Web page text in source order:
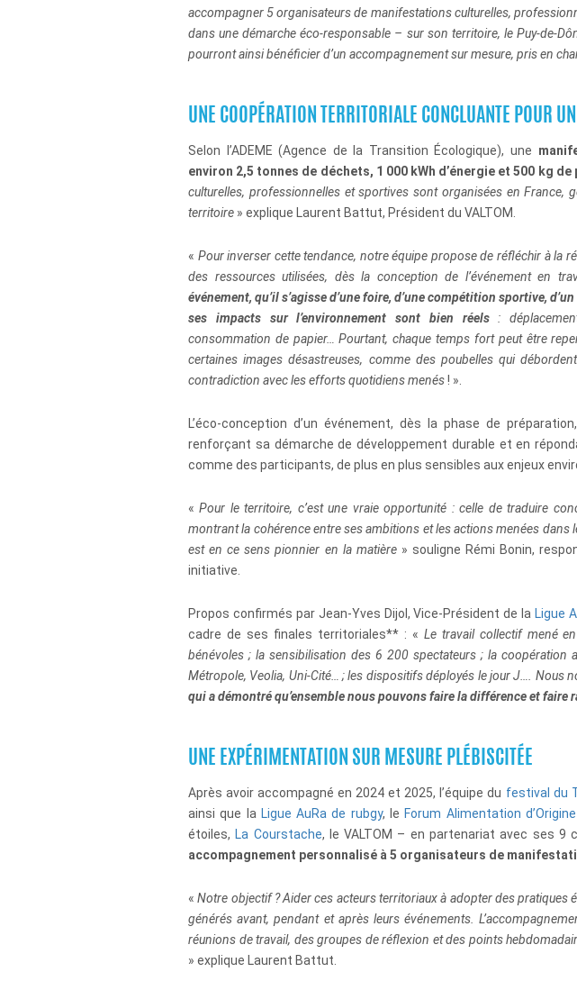
accompagner 5 organisateurs de manifestations culturelles,
dans une démarche éco-responsable – sur son territoire, le Puy-de-
pourront ainsi bénéficier d’un accompagnement sur mesure, pris en
UNE COOPÉRATION TERRITORIALE CONCLUANTE POUR
Selon l’ADEME (Agence de la Transition Écologique), une
environ 2,5 tonnes de déchets, 1 000 kWh d’énergie et 500 kg de
culturelles, professionnelles et sportives sont organisées en France,
territoire » explique Laurent Battut, Président du VALTOM.
« Pour inverser cette tendance, notre équipe propose de réfléchir à la
des ressources utilisées, dès la conception de l’événement en
événement, qu’il s’agisse d’une foire, d’une compétition sportive,
ses impacts sur l’environnement sont bien réels:
consommation de papier… Pourtant, chaque temps fort peut être
certaines images désastreuses, comme des poubelles qui
contradiction avec les efforts quotidiens menés! ».
L’éco-conception d’un événement, dès la phase de
renforçant sa démarche de développement durable et en
comme des participants, de plus en plus sensibles aux enjeux
«Pour le territoire, c’est une vraie opportunité : celle de traduire
montrant la cohérence entre ses ambitions et les actions menées dans
est en ce sens pionnier en la matière» souligne Rémi Bonin,
initiative.
Propos confirmés par Jean-Yves Dijol, Vice-Président de la Ligue
cadre de ses finales territoriales** : « Le travail collectif mené
bénévoles ; la sensibilisation des 6 200 spectateurs ; la coopération
Métropole, Veolia, Uni-Cité… ; les dispositifs déployés le jour J…. Nous
qui a démontré qu’ensemble nous pouvons faire la différence et faire
UNE EXPÉRIMENTATION SUR MESURE PLÉBISCITÉE
Après avoir accompagné en 2024 et 2025, l’équipe du festival du
ainsi que la Ligue AuRa de rubgy, le Forum Alimentation
étoiles, La Courstache, le VALTOM – en partenariat avec ses
accompagnement personnalisé à 5 organisateurs de
«Notre objectif ? Aider ces acteurs territoriaux à adopter des
générés avant, pendant et après leurs événements.
réunions de travail, des groupes de réflexion et des points
» explique Laurent Battut